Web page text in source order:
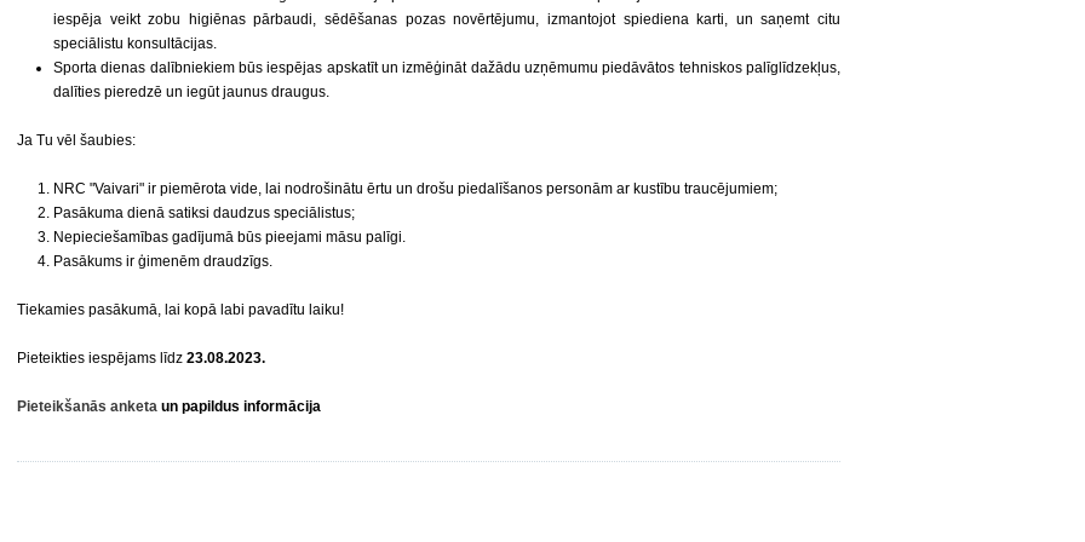
iespēja veikt zobu higiēnas pārbaudi, sēdēšanas pozas novērtējumu, izmantojot spiediena karti, un saņemt citu
speciālistu konsultācijas.
Sporta dienas dalībniekiem būs iespējas apskatīt un izmēģināt dažādu uzņēmumu piedāvātos tehniskos palīglīdzekļus,
dalīties pieredzē un iegūt jaunus draugus.
Ja Tu vēl šaubies:
NRC "Vaivari" ir piemērota vide, lai nodrošinātu ērtu un drošu piedalīšanos personām ar kustību traucējumiem;
Pasākuma dienā satiksi daudzus speciālistus;
Nepieciešamības gadījumā būs pieejami māsu palīgi.
Pasākums ir ģimenēm draudzīgs.
Tiekamies pasākumā, lai kopā labi pavadītu laiku!
Pieteikties iespējams līdz 23.08.2023.
Pieteikšanās anketa un papildus informācija